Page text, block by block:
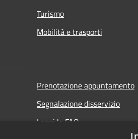
Turismo
Mobilità e trasporti
Prenotazione appuntamento
Segnalazione disservizio
Leggi le FAQ